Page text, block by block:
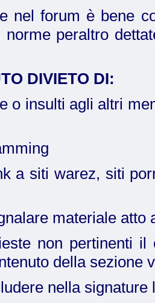
nel forum è bene
norme peraltro
DIVIETO DI:
o insulti agli altri
a siti warez, siti
materiale
non pertinenti
della sezione
nella